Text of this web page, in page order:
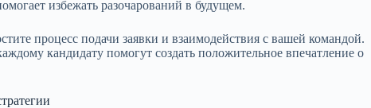
избежать разочарований в будущем.
процесс подачи заявки и взаимодействия с вашей командой.
кандидату помогут создать положительное впечатление о